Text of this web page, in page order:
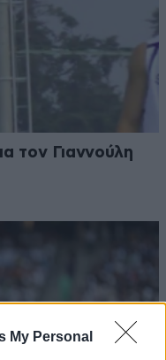
My Personal
τον Γιαννούλη